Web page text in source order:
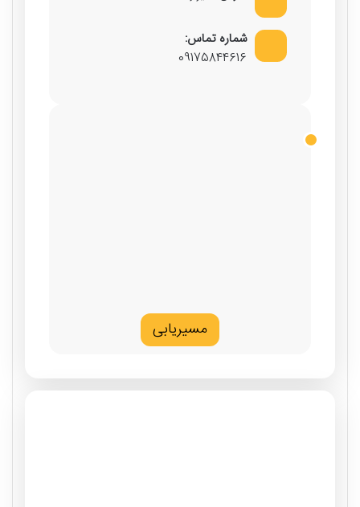
شماره تماس:
09175844616
مسیریابی